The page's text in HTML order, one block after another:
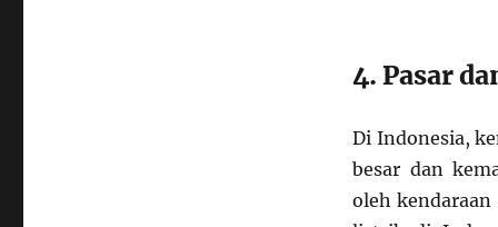
4. Pasar
Di Indonesia,
besar dan
oleh